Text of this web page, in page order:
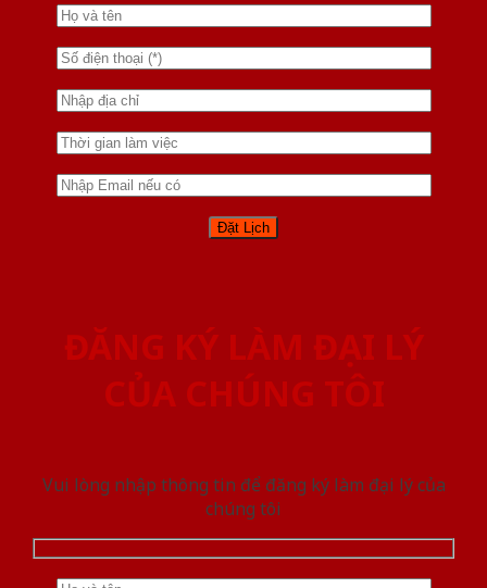
ĐĂNG KÝ LÀM ĐẠI LÝ
CỦA CHÚNG TÔI
Vui lòng nhập thông tin để đăng ký làm đại lý của
chúng tôi